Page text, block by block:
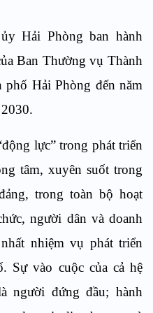
Hải Phòng ban hành
Ban Thường vụ Thành
Hải Phòng đến năm
lực” trong phát triển
tâm, xuyên suốt trong
trong toàn bộ hoạt
người dân và doanh
nhiệm vụ phát triển
Sự vào cuộc của cả hệ
người đứng đầu; hành